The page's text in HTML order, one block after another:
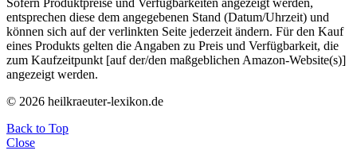
Sofern Produktpreise und Verfügbarkeiten angezeigt werden,
entsprechen diese dem angegebenen Stand (Datum/Uhrzeit) und
können sich auf der verlinkten Seite jederzeit ändern. Für den Kauf
eines Produkts gelten die Angaben zu Preis und Verfügbarkeit, die
zum Kaufzeitpunkt [auf der/den maßgeblichen Amazon-Website(s)]
angezeigt werden.
© 2026 heilkraeuter-lexikon.de
Back to Top
Close